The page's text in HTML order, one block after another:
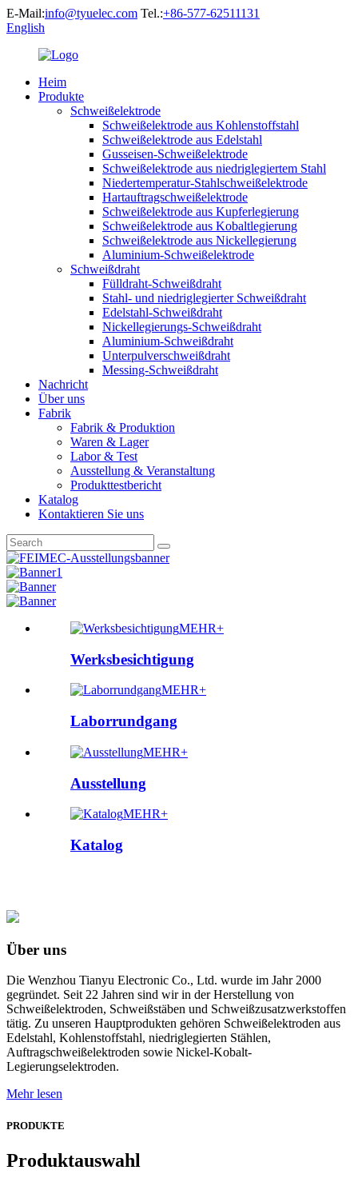
E-Mail:info@tyuelec.com Tel.:+86-577-62511131
English
Heim
Produkte
Schweißelektrode
Schweißelektrode aus Kohlenstoffstahl
Schweißelektrode aus Edelstahl
Gusseisen-Schweißelektrode
Schweißelektrode aus niedriglegiertem Stahl
Niedertemperatur-Stahlschweißelektrode
Hartauftragschweißelektrode
Schweißelektrode aus Kupferlegierung
Schweißelektrode aus Kobaltlegierung
Schweißelektrode aus Nickellegierung
Aluminium-Schweißelektrode
Schweißdraht
Fülldraht-Schweißdraht
Stahl- und niedriglegierter Schweißdraht
Edelstahl-Schweißdraht
Nickellegierungs-Schweißdraht
Aluminium-Schweißdraht
Unterpulverschweißdraht
Messing-Schweißdraht
Nachricht
Über uns
Fabrik
Fabrik & Produktion
Waren & Lager
Labor & Test
Ausstellung & Veranstaltung
Produkttestbericht
Katalog
Kontaktieren Sie uns
MEHR+
Werksbesichtigung
MEHR+
Laborrundgang
MEHR+
Ausstellung
MEHR+
Katalog
Über uns
Die Wenzhou Tianyu Electronic Co., Ltd. wurde im Jahr 2000
gegründet. Seit 22 Jahren sind wir in der Herstellung von
Schweißelektroden, Schweißstäben und Schweißzusatzwerkstoffen
tätig. Zu unseren Hauptprodukten gehören Schweißelektroden aus
Edelstahl, Kohlenstoffstahl, niedriglegierten Stählen,
Auftragschweißelektroden sowie Nickel-Kobalt-
Legierungselektroden.
Mehr lesen
PRODUKTE
Produktauswahl